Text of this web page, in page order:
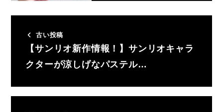
古い投稿
【サンリオ新作情報！】サンリオキャラ
クターが涼しげなパステル…